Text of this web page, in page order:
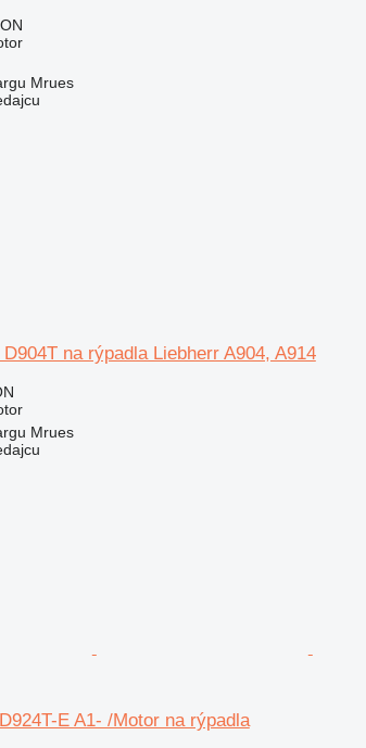
Mrues
na rýpadla Liebherr A904, A914
Mrues
E A1- /Motor na rýpadla